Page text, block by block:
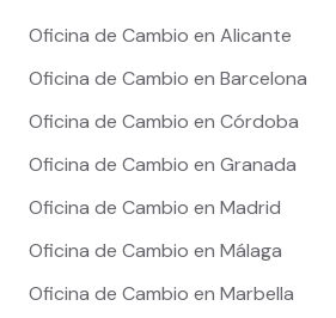
Oficina de Cambio en Alicante
Oficina de Cambio en Barcelona
Oficina de Cambio en Córdoba
Oficina de Cambio en Granada
Oficina de Cambio en Madrid
Oficina de Cambio en Málaga
Oficina de Cambio en Marbella